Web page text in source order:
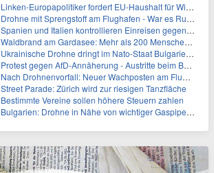
Linken-Europapolitiker fordert EU-Haushalt für Wirtschaftsumbau
Drohne mit Sprengstoff am Flughafen - War es Russland?
Spanien und Italien kontrollieren Einreisen gegenseitig
Waldbrand am Gardasee: Mehr als 200 Menschen evakuiert
Ukrainische Drohne dringt im Nato-Staat Bulgarien ein
Protest gegen AfD-Annäherung - Austritte beim BSW Sachsen-Anhalt
Nach Drohnenvorfall: Neuer Wachposten am Flughafen
Street Parade: Zürich wird zur riesigen Tanzfläche
Bestimmte Vereine sollen höhere Steuern zahlen
Bulgarien: Drohne in Nähe von wichtiger Gaspipeline explodiert